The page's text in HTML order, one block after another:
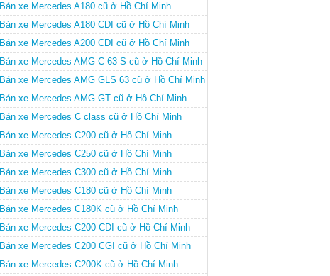
Bán xe Mercedes A180 cũ ở Hồ Chí Minh
Bán xe Mercedes A180 CDI cũ ở Hồ Chí Minh
Bán xe Mercedes A200 CDI cũ ở Hồ Chí Minh
Bán xe Mercedes AMG C 63 S cũ ở Hồ Chí Minh
Bán xe Mercedes AMG GLS 63 cũ ở Hồ Chí Minh
Bán xe Mercedes AMG GT cũ ở Hồ Chí Minh
Bán xe Mercedes C class cũ ở Hồ Chí Minh
Bán xe Mercedes C200 cũ ở Hồ Chí Minh
Bán xe Mercedes C250 cũ ở Hồ Chí Minh
Bán xe Mercedes C300 cũ ở Hồ Chí Minh
Bán xe Mercedes C180 cũ ở Hồ Chí Minh
Bán xe Mercedes C180K cũ ở Hồ Chí Minh
Bán xe Mercedes C200 CDI cũ ở Hồ Chí Minh
Bán xe Mercedes C200 CGI cũ ở Hồ Chí Minh
Bán xe Mercedes C200K cũ ở Hồ Chí Minh